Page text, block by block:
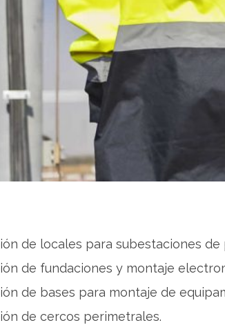
de locales para subestaciones de
de fundaciones y montaje
de bases para montaje de
de cercos perimetrales.